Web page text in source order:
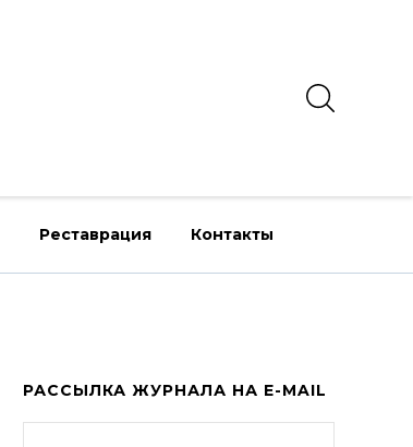
Реставрация Контакты
РАССЫЛКА ЖУРНАЛА НА E-MAIL